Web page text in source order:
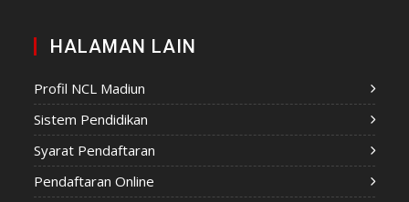
HALAMAN LAIN
Profil NCL Madiun
Sistem Pendidikan
Syarat Pendaftaran
Pendaftaran Online